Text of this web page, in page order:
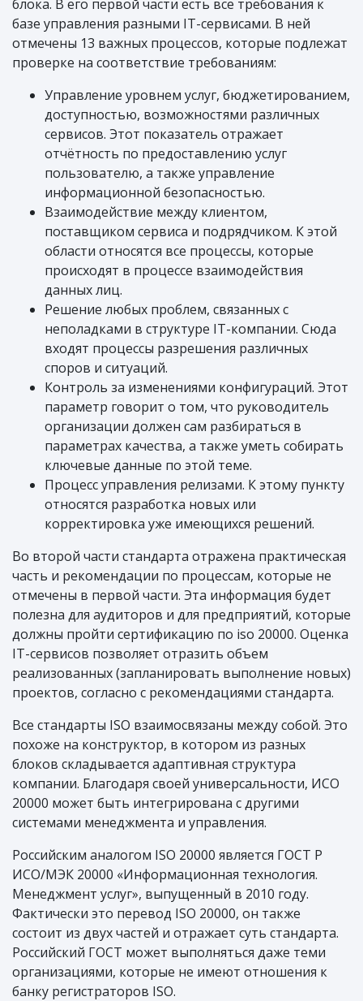
блока. В его первой части есть все требования к
базе управления разными IT-сервисами. В ней
отмечены 13 важных процессов, которые подлежат
проверке на соответствие требованиям:
Управление уровнем услуг, бюджетированием,
доступностью, возможностями различных
сервисов. Этот показатель отражает
отчётность по предоставлению услуг
пользователю, а также управление
информационной безопасностью.
Взаимодействие между клиентом,
поставщиком сервиса и подрядчиком. К этой
области относятся все процессы, которые
происходят в процессе взаимодействия
данных лиц.
Решение любых проблем, связанных с
неполадками в структуре IT-компании. Сюда
входят процессы разрешения различных
споров и ситуаций.
Контроль за изменениями конфигураций. Этот
параметр говорит о том, что руководитель
организации должен сам разбираться в
параметрах качества, а также уметь собирать
ключевые данные по этой теме.
Процесс управления релизами. К этому пункту
относятся разработка новых или
корректировка уже имеющихся решений.
Во второй части стандарта отражена практическая
часть и рекомендации по процессам, которые не
отмечены в первой части. Эта информация будет
полезна для аудиторов и для предприятий, которые
должны пройти сертификацию по iso 20000. Оценка
IT-сервисов позволяет отразить объем
реализованных (запланировать выполнение новых)
проектов, согласно с рекомендациями стандарта.
Все стандарты ISO взаимосвязаны между собой. Это
похоже на конструктор, в котором из разных
блоков складывается адаптивная структура
компании. Благодаря своей универсальности, ИСО
20000 может быть интегрирована с другими
системами менеджмента и управления.
Российским аналогом ISO 20000 является ГОСТ Р
ИСО/МЭК 20000 «Информационная технология.
Менеджмент услуг», выпущенный в 2010 году.
Фактически это перевод ISO 20000, он также
состоит из двух частей и отражает суть стандарта.
Российский ГОСТ может выполняться даже теми
организациями, которые не имеют отношения к
банку регистраторов ISO.